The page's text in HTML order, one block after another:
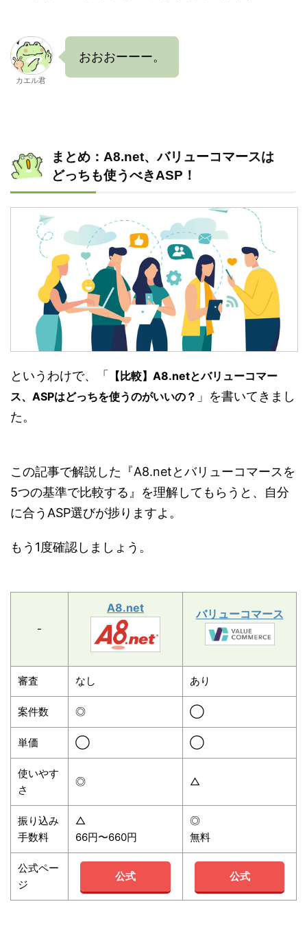
カエル君
おおおーーー。
まとめ：A8.net、バリューコマースは
どっちも使うべきASP！
というわけで、「 【比較】A8.netとバリューコマー
ス、ASPはどっちを使うのがいいの？ 」を書いてきまし
た。
この記事で解説した『A8.netとバリューコマースを
5つの基準で比較する』を理解してもらうと、自分
に合うASP選びが捗りますよ。
もう1度確認しましょう。
-
A8.net バリューコマース
審査 なし あり
案件数 ◎ ◯
単価 ◯ ◯
使いやす
さ
◎ △
振り込み
手数料
△
66円〜660円
◎
無料
公式ペー
ジ
公式 公式